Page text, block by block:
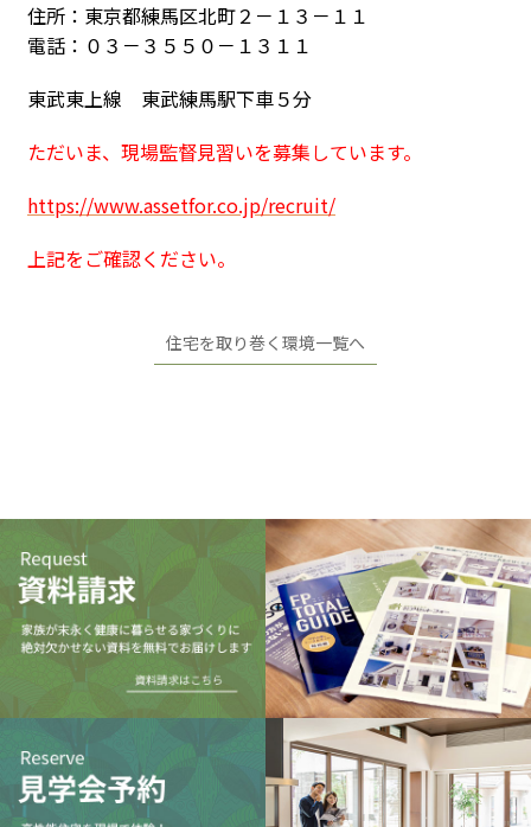
住所：東京都練馬区北町２－１３－１１
電話：０３－３５５０－１３１１
東武東上線 東武練馬駅下車５分
ただいま、現場監督見習いを募集しています。
https://www.assetfor.co.jp/recruit/
上記をご確認ください。
住宅を取り巻く環境一覧へ